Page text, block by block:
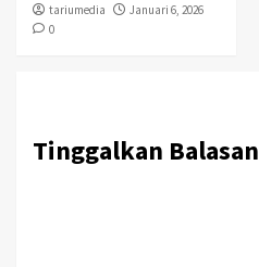
tariumedia
Januari 6, 2026
0
Tinggalkan Balasan